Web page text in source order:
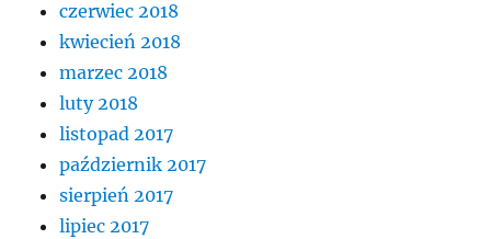
czerwiec 2018
kwiecień 2018
marzec 2018
luty 2018
listopad 2017
październik 2017
sierpień 2017
lipiec 2017